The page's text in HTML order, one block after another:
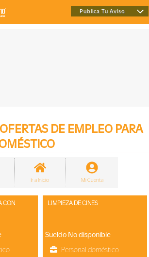
Publica Tu Aviso
DE EMPLEO PARA
Ir a Inicio Mi Cuenta
×
LIMPIEZA DE CINES
Sueldo No disponible
Personal doméstico